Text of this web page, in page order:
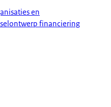
en
financiering